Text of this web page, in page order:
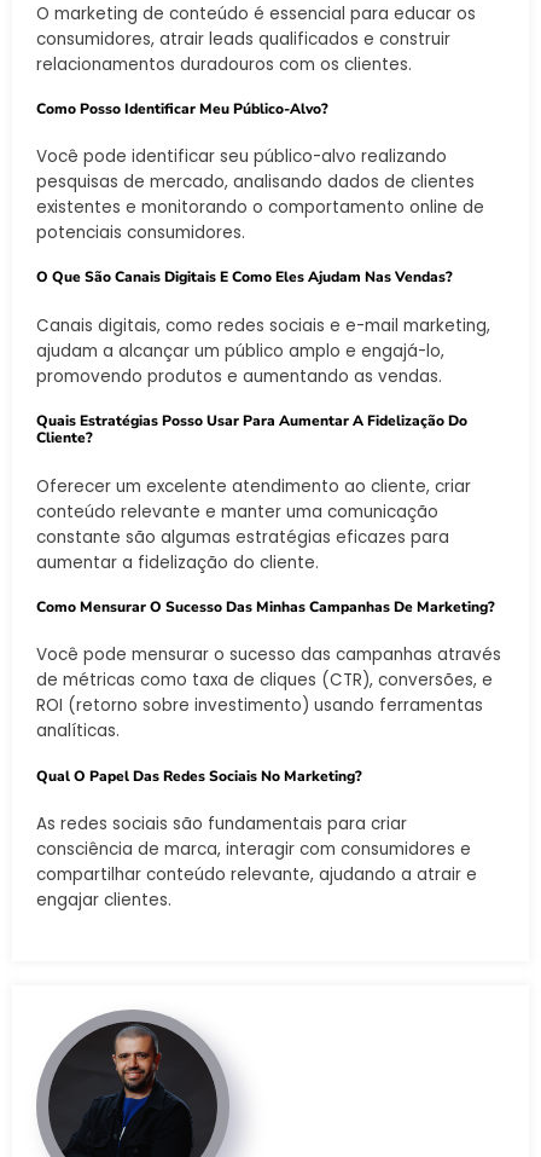
O marketing de conteúdo é essencial para educar os
consumidores, atrair leads qualificados e construir
relacionamentos duradouros com os clientes.
Como Posso Identificar Meu Público-Alvo?
Você pode identificar seu público-alvo realizando
pesquisas de mercado, analisando dados de clientes
existentes e monitorando o comportamento online de
potenciais consumidores.
O Que São Canais Digitais E Como Eles Ajudam Nas Vendas?
Canais digitais, como redes sociais e e-mail marketing,
ajudam a alcançar um público amplo e engajá-lo,
promovendo produtos e aumentando as vendas.
Quais Estratégias Posso Usar Para Aumentar A Fidelização Do
Cliente?
Oferecer um excelente atendimento ao cliente, criar
conteúdo relevante e manter uma comunicação
constante são algumas estratégias eficazes para
aumentar a fidelização do cliente.
Como Mensurar O Sucesso Das Minhas Campanhas De Marketing?
Você pode mensurar o sucesso das campanhas através
de métricas como taxa de cliques (CTR), conversões, e
ROI (retorno sobre investimento) usando ferramentas
analíticas.
Qual O Papel Das Redes Sociais No Marketing?
As redes sociais são fundamentais para criar
consciência de marca, interagir com consumidores e
compartilhar conteúdo relevante, ajudando a atrair e
engajar clientes.